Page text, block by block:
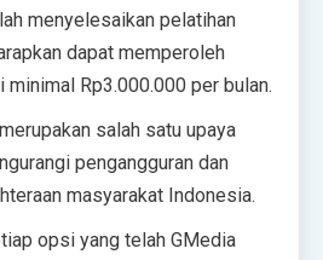
menyelesaikan pelatihan
dapat memperoleh
minimal Rp3.000.000 per bulan.
salah satu upaya
pengangguran dan
masyarakat Indonesia.
opsi yang telah GMedia